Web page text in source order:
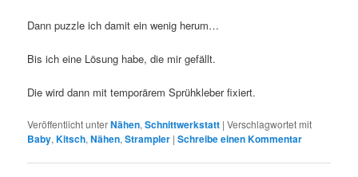
Dann puzzle ich damit ein wenig herum…
Bis ich eine Lösung habe, die mir gefällt.
Die wird dann mit temporärem Sprühkleber fixiert.
Veröffentlicht unterNähen,Schnittwerkstatt |Verschlagwortet mit
Baby,Kitsch,Nähen,Strampler |Schreibe einen Kommentar